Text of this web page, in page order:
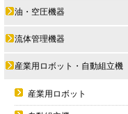
油・空圧機器
流体管理機器
産業用ロボット・自動組立機
産業用ロボット